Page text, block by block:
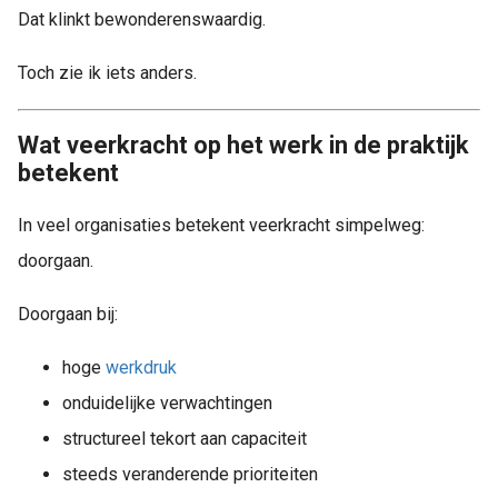
Dat klinkt bewonderenswaardig.
Toch zie ik iets anders.
Wat veerkracht op het werk in de praktijk
betekent
In veel organisaties betekent veerkracht simpelweg:
doorgaan.
Doorgaan bij:
hoge werkdruk
onduidelijke verwachtingen
structureel tekort aan capaciteit
steeds veranderende prioriteiten
over
op
te
de
van